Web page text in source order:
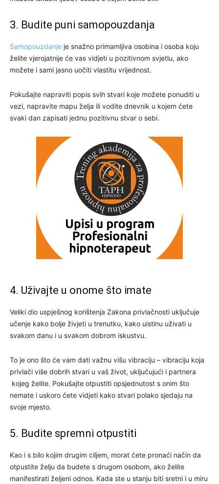
3. Budite puni samopouzdanja
Samopouzdanje je snažno primamljiva osobina i osoba koju
želite vjerojatnije će vas vidjeti u pozitivnom svjetlu, ako
možete i sami jasno uočiti vlastitu vrijednost.
Pokušajte napraviti popis svih stvari koje možete ponuditi u
vezi, napravite mapu želja ili vodite dnevnik u kojem ćete
svaki dan zapisati jednu pozitivnu stvar o sebi.
4. Uživajte u onome što imate
Veliki dio uspješnog korištenja Zakona privlačnosti uključuje
učenje kako bolje živjeti u trenutku, kako uistinu uživati u
svakom danu i u svakom dobrom iskustvu.
To je ono što će vam dati važnu višu vibraciju – vibraciju koja
privlači više dobrih stvari u vaš život, uključujući i partnera
kojeg želite. Pokušajte otpustiti opsjednutost s onim što
nemate i uskoro ćete vidjeti kako stvari polako sjedaju na
svoje mjesto.
5. Budite spremni otpustiti
Kao i s bilo kojim drugim ciljem, morat ćete pronaći način da
otpustite želju da budete s drugom osobom, ako želite
manifestirati željeni odnos. Kada ste u stanju biti sretni i u miru